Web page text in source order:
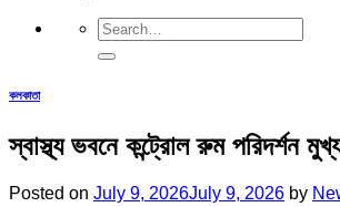
কলকাতা
স্বাস্থ্য ভবনে কন্ট্রোল রুম পরিদর্শন
Posted on July 9, 2026July 9, 2026 by